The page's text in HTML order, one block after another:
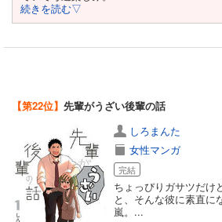
続きを読む▽
【第22位】 先輩がうざい後輩の話
しろまんた
女性マンガ
完結
ちょっぴりガサツだけ
と、そんな彼に素直に
嵐。...